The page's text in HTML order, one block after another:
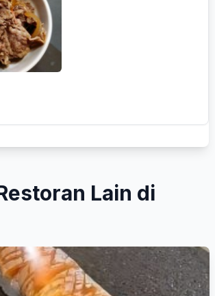
Lain di